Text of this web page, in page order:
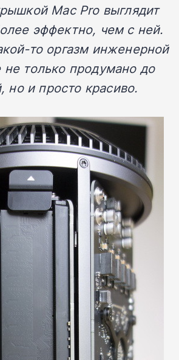
Mac Pro выглядит
эффектно, чем с ней.
то оргазм инженерной
только продумано до
но и просто красиво.